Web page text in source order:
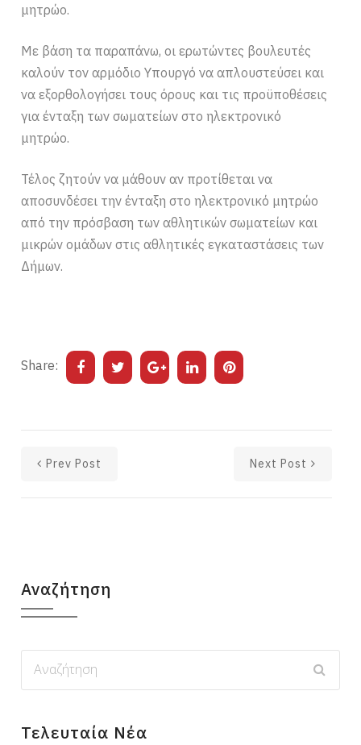
μητρώο.
Με βάση τα παραπάνω, οι ερωτώντες βουλευτές
καλούν τον αρμόδιο Υπουργό να απλουστεύσει και
να εξορθολογήσει τους όρους και τις προϋποθέσεις
για ένταξη των σωματείων στο ηλεκτρονικό
μητρώο.
Τέλος ζητούν να μάθουν αν προτίθεται να
αποσυνδέσει την ένταξη στο ηλεκτρονικό μητρώο
από την πρόσβαση των αθλητικών σωματείων και
μικρών ομάδων στις αθλητικές εγκαταστάσεις των
Δήμων.
Share:
Prev Post Next Post
Αναζήτηση
Τελευταία Νέα